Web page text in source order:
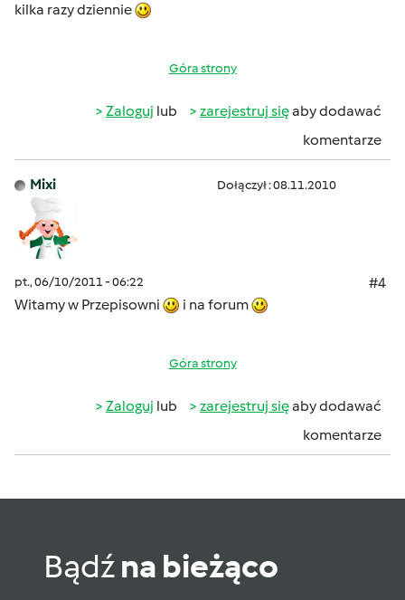
kilka razy dziennie
Góra strony
Zaloguj lub zarejestruj sięaby dodawać
komentarze
Mixi Dołączył : 08.11.2010
pt., 06/10/2011 - 06:22
#4
Witamy w Przepisowni
i na forum
Góra strony
Zaloguj lub zarejestruj sięaby dodawać
komentarze
Bądźna bieżąco